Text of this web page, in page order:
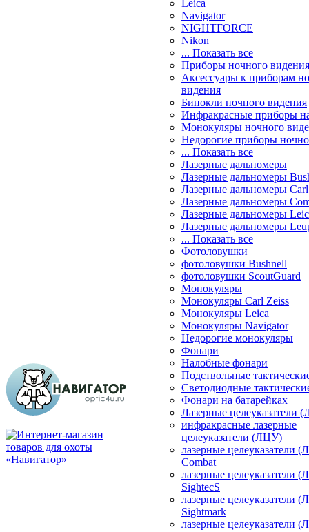
Leica
Navigator
NIGHTFORCE
Nikon
... Показать все
Приборы ночного видения
Аксессуары к приборам
видения
Бинокли ночного видения
Инфракрасные приборы
Монокуляры ночного
Недорогие приборы
... Показать все
Лазерные дальномеры
Лазерные дальномеры
Лазерные дальномеры
Лазерные дальномеры
Лазерные дальномеры
Лазерные дальномеры
... Показать все
Фотоловушки
фотоловушки Bushnell
фотоловушки ScoutGuard
Монокуляры
Монокуляры Carl Zeiss
Монокуляры Leica
Монокуляры Navigator
Недорогие монокуляры
Фонари
Налобные фонари
Подствольные
Светодиодные
Фонари на батарейках
Лазерные целеуказатели
инфракрасные лазерные
целеуказатели (ЛЦУ)
лазерные целеуказатели
Combat
лазерные целеуказатели
SightecS
лазерные целеуказатели
Sightmark
лазерные целеуказатели